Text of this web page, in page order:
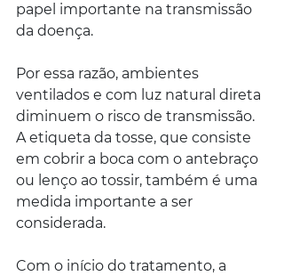
papel importante na transmissão
da doença.
Por essa razão, ambientes
ventilados e com luz natural direta
diminuem o risco de transmissão.
A etiqueta da tosse, que consiste
em cobrir a boca com o antebraço
ou lenço ao tossir, também é uma
medida importante a ser
considerada.
Com o início do tratamento, a